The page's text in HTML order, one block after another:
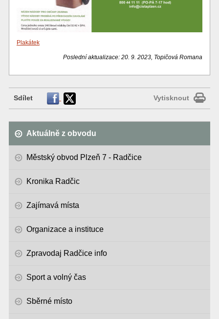
Plakátek
Poslední aktualizace: 20. 9. 2023, Topičová Romana
Sdílet Vytisknout
Aktuálně z obvodu
Městský obvod Plzeň 7 - Radčice
Kronika Radčic
Zajímavá místa
Organizace a instituce
Zpravodaj Radčice info
Sport a volný čas
Sběrné místo